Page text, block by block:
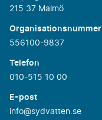
215 37 Malmö
Organisationsnummer
556100-9837
Telefon
010-515 10 00
E-post
info@sydvatten.se